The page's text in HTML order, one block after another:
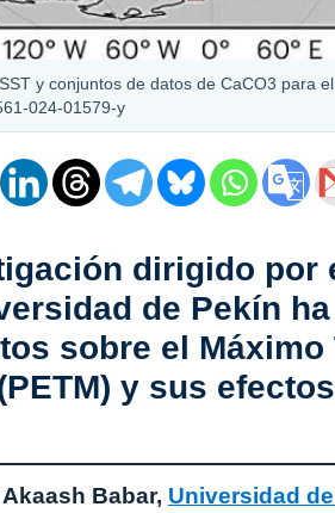
y conjuntos de datos de CaCO3 para
024-01579-y
dirigido por
de Pekín
sobre el Máximo
y sus
Babar, Universidad